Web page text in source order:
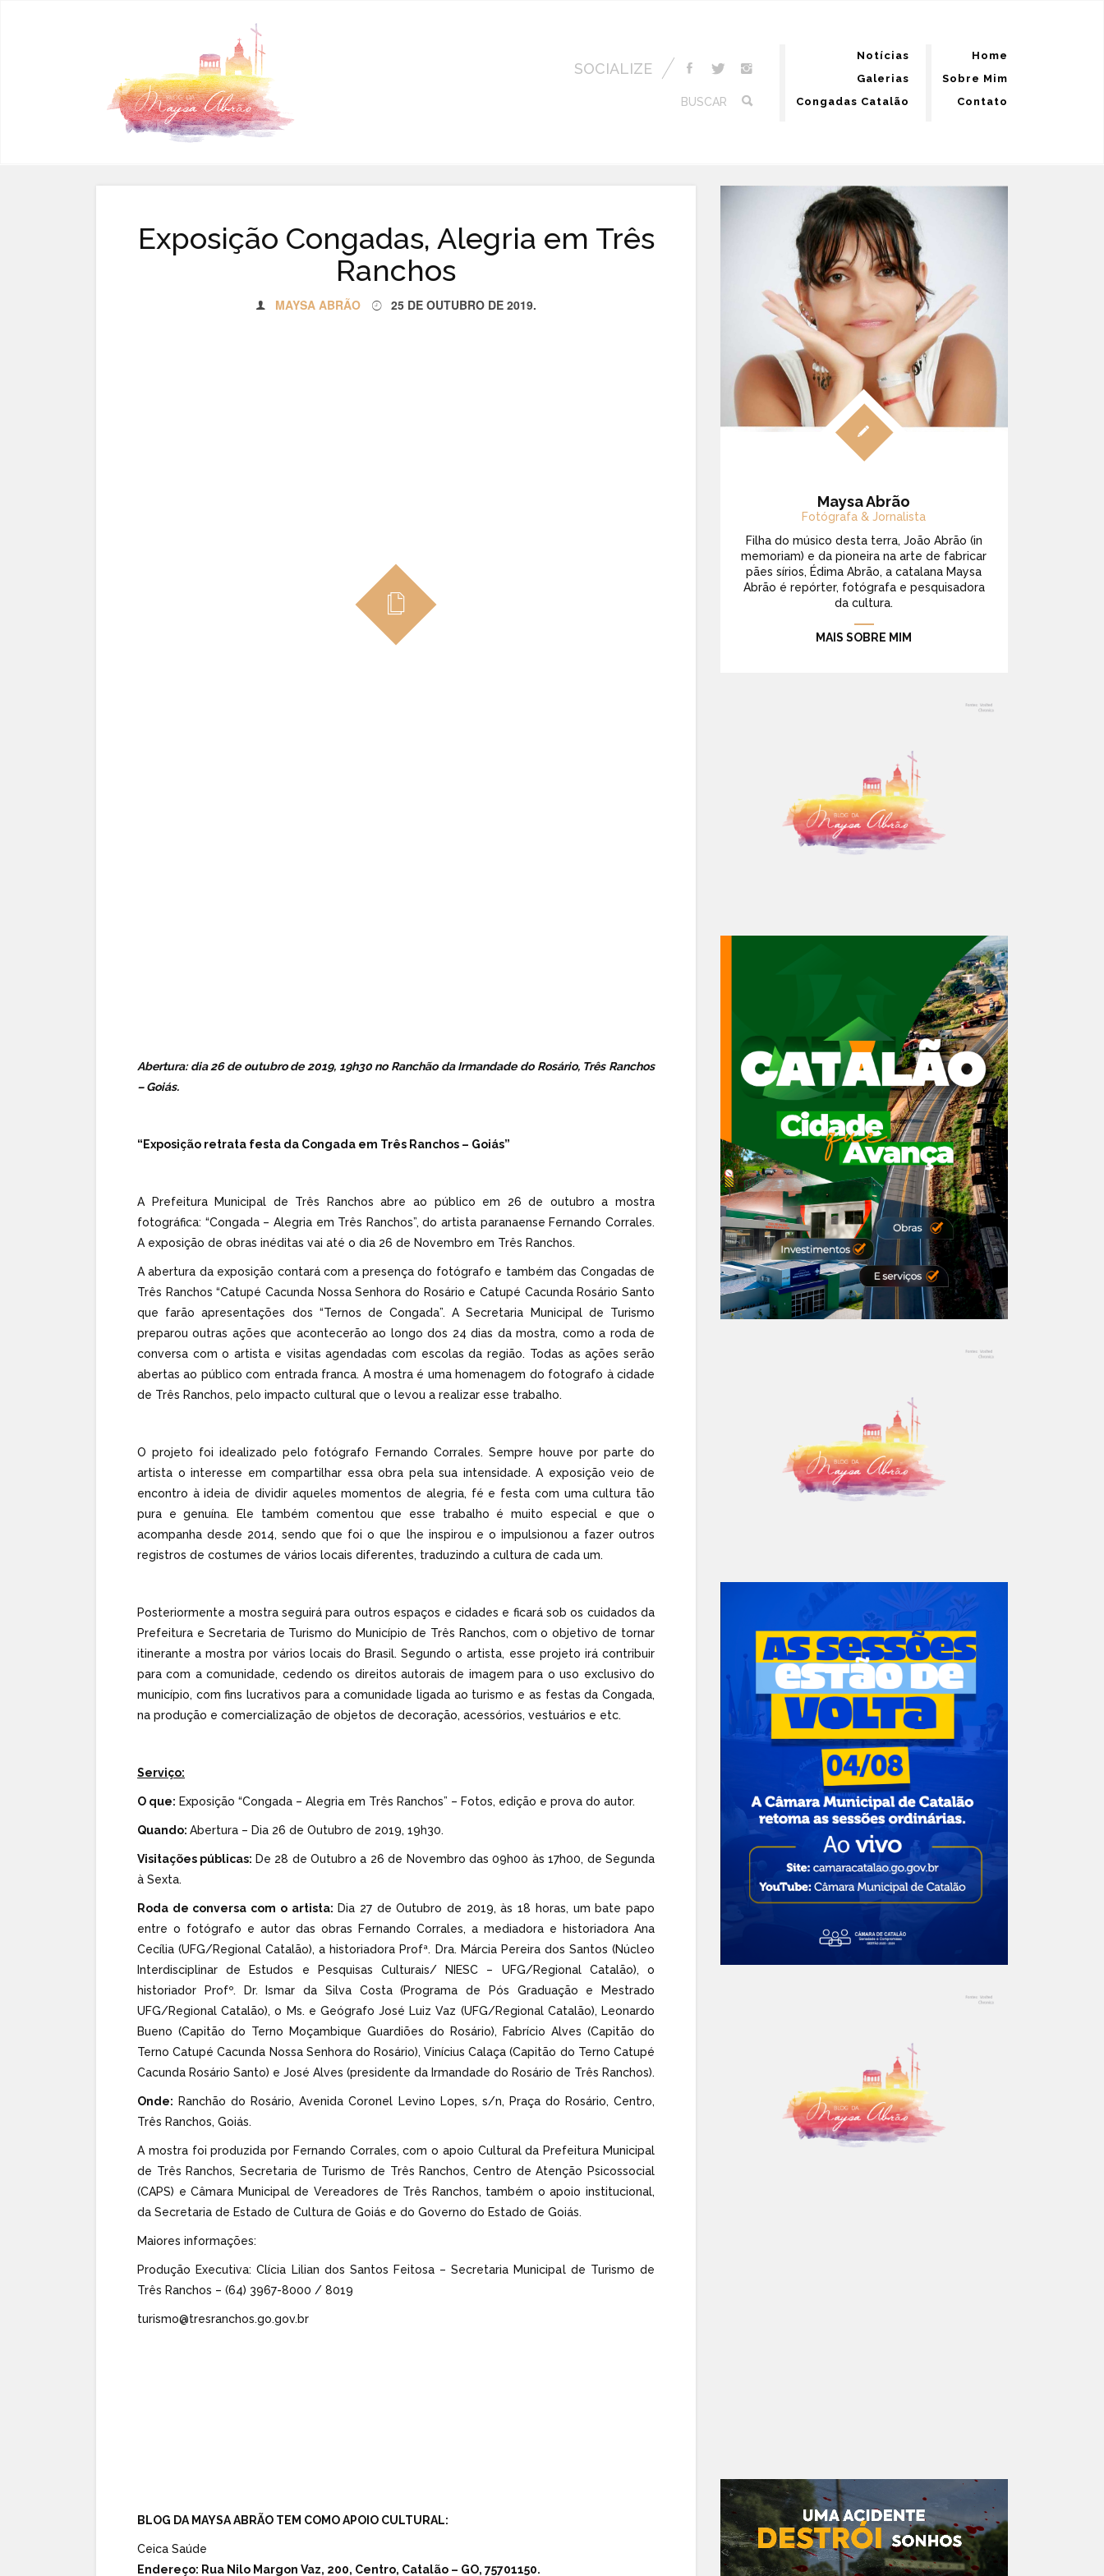
SOCIALIZE
BUSCAR
Notícias
Galerias
Congadas Catalão
Home
Sobre Mim
Contato
Exposição Congadas, Alegria em Três
Ranchos
MAYSA ABRÃO 25 DE OUTUBRO DE 2019.
Abertura: dia 26 de outubro de 2019, 19h30 no Ranchão da Irmandade do Rosário, Três Ranchos
– Goiás.
“Exposição retrata festa da Congada em Três Ranchos – Goiás”
A Prefeitura Municipal de Três Ranchos abre ao público em 26 de outubro a mostra
fotográfica: “Congada – Alegria em Três Ranchos”, do artista paranaense Fernando Corrales.
A exposição de obras inéditas vai até o dia 26 de Novembro em Três Ranchos.
A abertura da exposição contará com a presença do fotógrafo e também das Congadas de
Três Ranchos “Catupé Cacunda Nossa Senhora do Rosário e Catupé Cacunda Rosário Santo
que farão apresentações dos “Ternos de Congada”. A Secretaria Municipal de Turismo
preparou outras ações que acontecerão ao longo dos 24 dias da mostra, como a roda de
conversa com o artista e visitas agendadas com escolas da região. Todas as ações serão
abertas ao público com entrada franca. A mostra é uma homenagem do fotografo à cidade
de Três Ranchos, pelo impacto cultural que o levou a realizar esse trabalho.
O projeto foi idealizado pelo fotógrafo Fernando Corrales. Sempre houve por parte do
artista o interesse em compartilhar essa obra pela sua intensidade. A exposição veio de
encontro à ideia de dividir aqueles momentos de alegria, fé e festa com uma cultura tão
pura e genuína. Ele também comentou que esse trabalho é muito especial e que o
acompanha desde 2014, sendo que foi o que lhe inspirou e o impulsionou a fazer outros
registros de costumes de vários locais diferentes, traduzindo a cultura de cada um.
Posteriormente a mostra seguirá para outros espaços e cidades e ficará sob os cuidados da
Prefeitura e Secretaria de Turismo do Município de Três Ranchos, com o objetivo de tornar
itinerante a mostra por vários locais do Brasil. Segundo o artista, esse projeto irá contribuir
para com a comunidade, cedendo os direitos autorais de imagem para o uso exclusivo do
município, com fins lucrativos para a comunidade ligada ao turismo e as festas da Congada,
na produção e comercialização de objetos de decoração, acessórios, vestuários e etc.
Serviço:
O que: Exposição “Congada – Alegria em Três Ranchos” – Fotos, edição e prova do autor.
Quando: Abertura – Dia 26 de Outubro de 2019, 19h30.
Visitações públicas: De 28 de Outubro a 26 de Novembro das 09h00 às 17h00, de Segunda
à Sexta.
Roda de conversa com o artista: Dia 27 de Outubro de 2019, às 18 horas, um bate papo
entre o fotógrafo e autor das obras Fernando Corrales, a mediadora e historiadora Ana
Cecília (UFG/Regional Catalão), a historiadora Profª. Dra. Márcia Pereira dos Santos (Núcleo
Interdisciplinar de Estudos e Pesquisas Culturais/ NIESC – UFG/Regional Catalão), o
historiador Profº. Dr. Ismar da Silva Costa (Programa de Pós Graduação e Mestrado
UFG/Regional Catalão), o Ms. e Geógrafo José Luiz Vaz (UFG/Regional Catalão), Leonardo
Bueno (Capitão do Terno Moçambique Guardiões do Rosário), Fabrício Alves (Capitão do
Terno Catupé Cacunda Nossa Senhora do Rosário), Vinícius Calaça (Capitão do Terno Catupé
Cacunda Rosário Santo) e José Alves (presidente da Irmandade do Rosário de Três Ranchos).
Onde: Ranchão do Rosário, Avenida Coronel Levino Lopes, s/n, Praça do Rosário, Centro,
Três Ranchos, Goiás.
A mostra foi produzida por Fernando Corrales, com o apoio Cultural da Prefeitura Municipal
de Três Ranchos, Secretaria de Turismo de Três Ranchos, Centro de Atenção Psicossocial
(CAPS) e Câmara Municipal de Vereadores de Três Ranchos, também o apoio institucional,
da Secretaria de Estado de Cultura de Goiás e do Governo do Estado de Goiás.
Maiores informações:
Produção Executiva: Clícia Lilian dos Santos Feitosa – Secretaria Municipal de Turismo de
Três Ranchos – (64) 3967-8000 / 8019
turismo@tresranchos.go.gov.br
BLOG DA MAYSA ABRÃO TEM COMO APOIO CULTURAL:
Ceica Saúde
Endereço: Rua Nilo Margon Vaz, 200, Centro, Catalão – GO, 75701150.
Maysa Abrão
Fotógrafa & Jornalista
Filha do músico desta terra, João Abrão (in
memoriam) e da pioneira na arte de fabricar
pães sírios, Édima Abrão, a catalana Maysa
Abrão é repórter, fotógrafa e pesquisadora
da cultura.
MAIS SOBRE MIM